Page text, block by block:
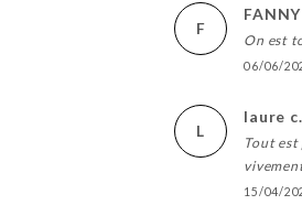
F
On est
06/06/
L
laure
Tout est
15/04/